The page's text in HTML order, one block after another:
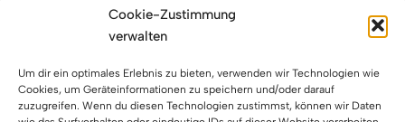
Cookie-Zustimmung
verwalten
Um dir ein optimales Erlebnis zu bieten, verwenden wir Technologien wie
Cookies, um Geräteinformationen zu speichern und/oder darauf
zuzugreifen. Wenn du diesen Technologien zustimmst, können wir Daten
Mail: kontakt[at]feuerwehren-radeberg.de
Feuerwehren Radeberg im Internet